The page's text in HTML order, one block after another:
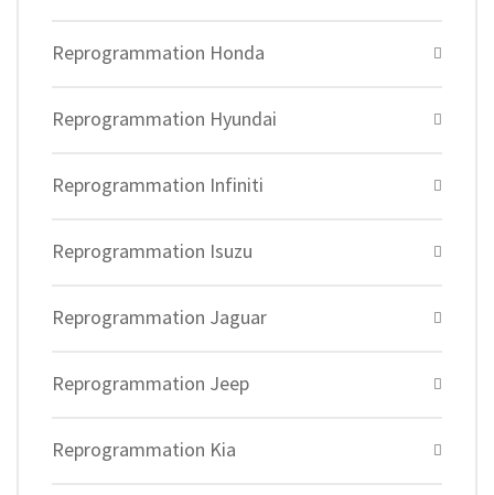
Reprogrammation Honda
Reprogrammation Hyundai
Reprogrammation Infiniti
Reprogrammation Isuzu
Reprogrammation Jaguar
Reprogrammation Jeep
Reprogrammation Kia